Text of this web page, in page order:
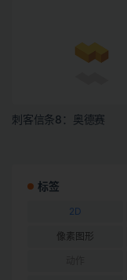
刺客信条8：奥德赛
标签
2D
像素图形